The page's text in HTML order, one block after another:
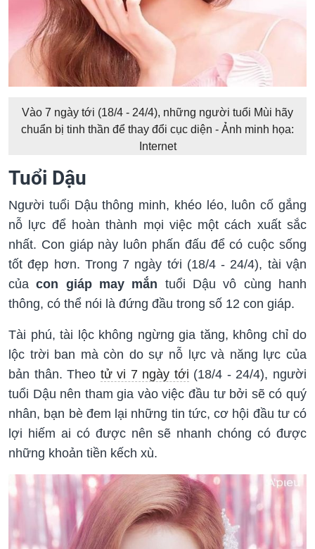
Vào 7 ngày tới (18/4 - 24/4), những người tuổi Mùi hãy
chuẩn bị tinh thần để thay đổi cục diện - Ảnh minh họa:
Internet
Tuổi Dậu
Người tuổi Dậu thông minh, khéo léo, luôn cố gắng
nỗ lực để hoàn thành mọi việc một cách xuất sắc
nhất. Con giáp này luôn phấn đấu để có cuộc sống
tốt đẹp hơn. Trong 7 ngày tới (18/4 - 24/4), tài vận
củacon giáp may mắn tuổi Dậu vô cùng hanh
thông, có thể nói là đứng đầu trong số 12 con giáp.
Tài phú, tài lộc không ngừng gia tăng, không chỉ do
lộc trời ban mà còn do sự nỗ lực và năng lực của
bản thân. Theo tử vi 7 ngày tới (18/4 - 24/4), người
tuổi Dậu nên tham gia vào việc đầu tư bởi sẽ có quý
nhân, bạn bè đem lại những tin tức, cơ hội đầu tư có
lợi hiếm ai có được nên sẽ nhanh chóng có được
những khoản tiền kếch xù.